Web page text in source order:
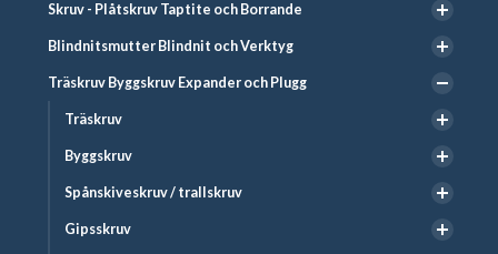
Skruv - Plåtskruv Taptite och Borrande
Blindnitsmutter Blindnit och Verktyg
Träskruv Byggskruv Expander och Plugg
Träskruv
Byggskruv
Spånskiveskruv / trallskruv
Gipsskruv